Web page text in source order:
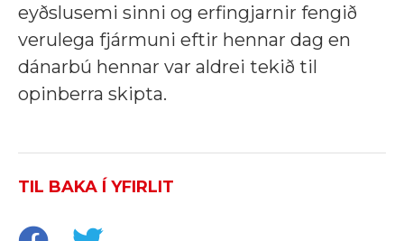
eyðslusemi sinni og erfingjarnir fengið
verulega fjármuni eftir hennar dag en
dánarbú hennar var aldrei tekið til
opinberra skipta.
TIL BAKA Í YFIRLIT